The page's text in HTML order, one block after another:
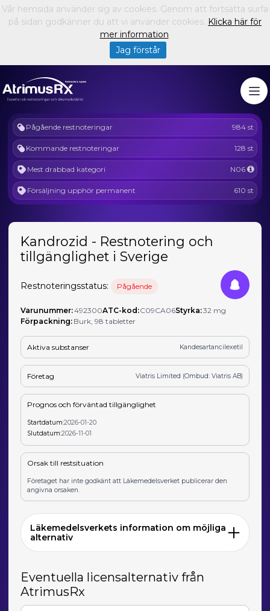
Pågående restnoteringar 984 st
Kommande restnoteringar 128 st
Mest drabbad kategori N06
Försäljning upphör permanent 610 st
Kandrozid - Restnotering och
tillgänglighet i Sverige
Restnoteringsstatus: Pågående
Varunummer:492300ATC-kod:C09CA06Styrka:32 mg
Förpackning: Burk, 98 tabletter
Aktiva substanser Kandesartancilexetil
Företag Viatris Limited (Ombud: Viatris AB)
Prognos och förväntad tillgänglighet
Startdatum:2026-01-20
Slutdatum:2026-11-01
Orsak till restsituation
Företaget har inte godkänt att Läkemedelsverket publicerar den
angivna orsaken.
Läkemedelsverkets information om möjliga
alternativ
Eventuella licensalternativ från
AtrimusRx
Vår hemsida använder sig av cookies. Genom att fortsätta surfa
på sidan godkänner du att vi använder cookies. Klicka här för
mer information.
Jag förstår